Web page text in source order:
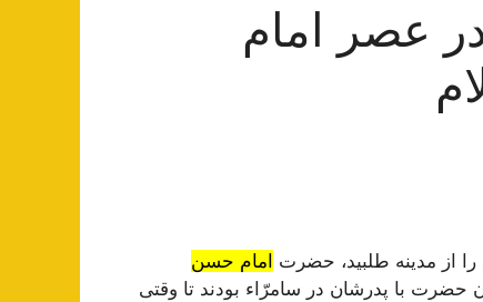
عصر امام
را از مدینه طلبید، حضرت امام حسن
حضرت با پدرشان در سامرّاء بودند تا وقتى